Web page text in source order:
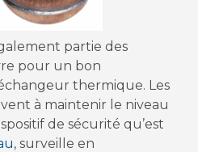
partie des
pour un bon
thermique. Les
à maintenir le niveau
de sécurité qu’est
, surveille en